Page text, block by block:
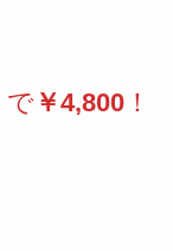
で￥4,800！